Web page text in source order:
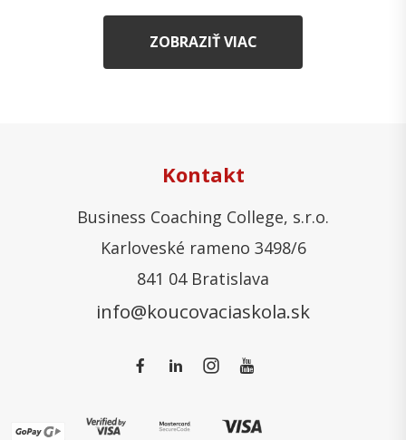
ZOBRAZIŤ VIAC
Kontakt
Business Coaching College, s.r.o.
Karloveské rameno 3498/6
841 04 Bratislava
info@koucovaciaskola.sk